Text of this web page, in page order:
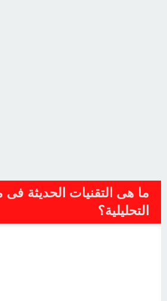
ما هى التقنيات الحديثة فى
التحليلية؟